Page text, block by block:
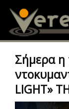
content
Σήμερα η
LIGHT»